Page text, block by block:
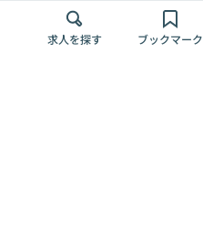
求人を探す ブックマーク